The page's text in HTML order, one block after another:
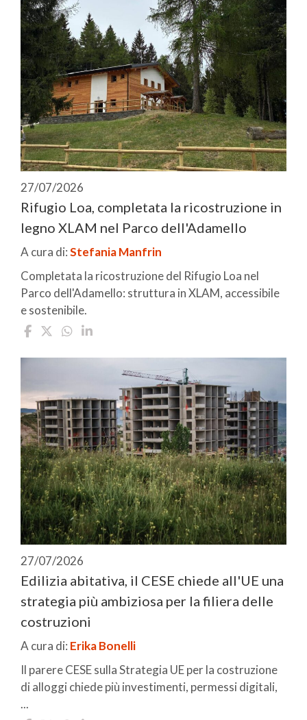
27/07/2026
Rifugio Loa, completata la ricostruzione in
legno XLAM nel Parco dell'Adamello
A cura di:Stefania Manfrin
Completata la ricostruzione del Rifugio Loa nel
Parco dell'Adamello: struttura in XLAM, accessibile
e sostenibile.
27/07/2026
Edilizia abitativa, il CESE chiede all'UE una
strategia più ambiziosa per la filiera delle
costruzioni
A cura di: Erika Bonelli
Il parere CESE sulla Strategia UE per la costruzione
di alloggi chiede più investimenti, permessi digitali,
...